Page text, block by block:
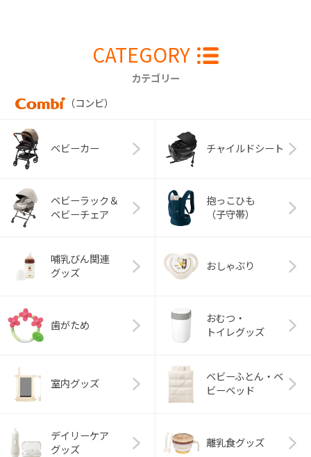
CATEGORY
カテゴリー
（コンビ）
ベビーカー チャイルドシート
ベビーラック＆
ベビーチェア
抱っこひも
（子守帯）
哺乳びん関連
グッズ
おしゃぶり
歯がため
おむつ・
トイレグッズ
室内グッズ
ベビーふとん・ベ
ビーベッド
デイリーケア
グッズ
離乳食グッズ